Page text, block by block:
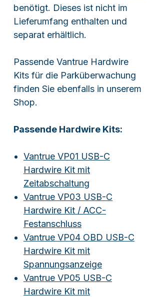
benötigt. Dieses ist nicht im
Lieferumfang enthalten und
separat erhältlich.
Passende Vantrue Hardwire
Kits für die Parküberwachung
finden Sie ebenfalls in unserem
Shop.
Passende Hardwire Kits:
Vantrue VP01 USB-C
Hardwire Kit mit
Zeitabschaltung
Vantrue VP03 USB-C
Hardwire Kit / ACC-
Festanschluss
Vantrue VP04 OBD USB-C
Hardwire Kit mit
Spannungsanzeige
Vantrue VP05 USB-C
Hardwire Kit mit